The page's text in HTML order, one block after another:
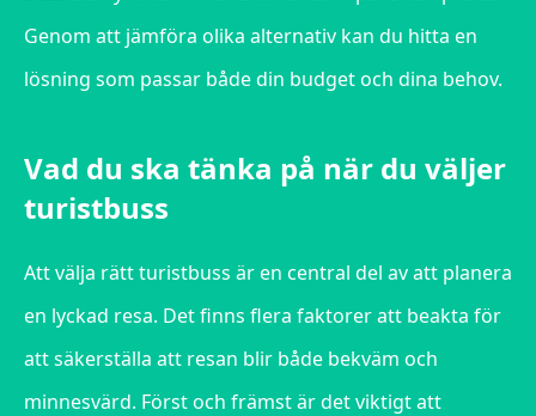
Genom att jämföra olika alternativ kan du hitta en
lösning som passar både din budget och dina behov.
Vad du ska tänka på när du väljer
turistbuss
Att välja rätt turistbuss är en central del av att planera
en lyckad resa. Det finns flera faktorer att beakta för
att säkerställa att resan blir både bekväm och
minnesvärd. Först och främst är det viktigt att